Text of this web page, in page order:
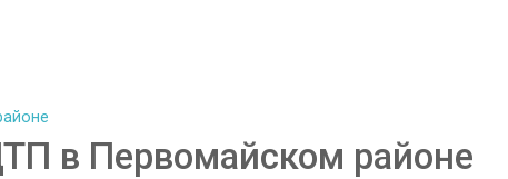
в Первомайском районе